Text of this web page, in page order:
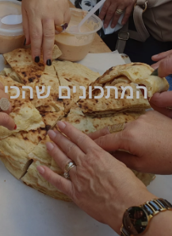
המתכונים שהכי